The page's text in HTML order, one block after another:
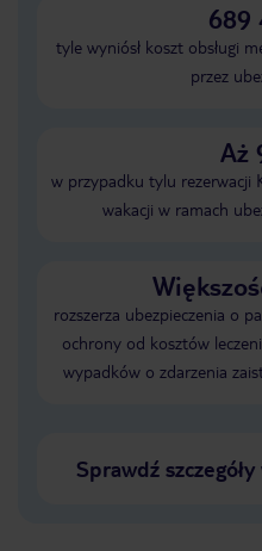
689
tyle wyniósł koszt obsługi
przez
Aż
w przypadku tylu rezerwacji
wakacji w ramach
rozszerza ubezpieczenia o
ochrony od kosztów
wypadków o zdarzenia
Sprawdź